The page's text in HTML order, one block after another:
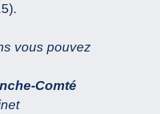
vous pouvez
Comté